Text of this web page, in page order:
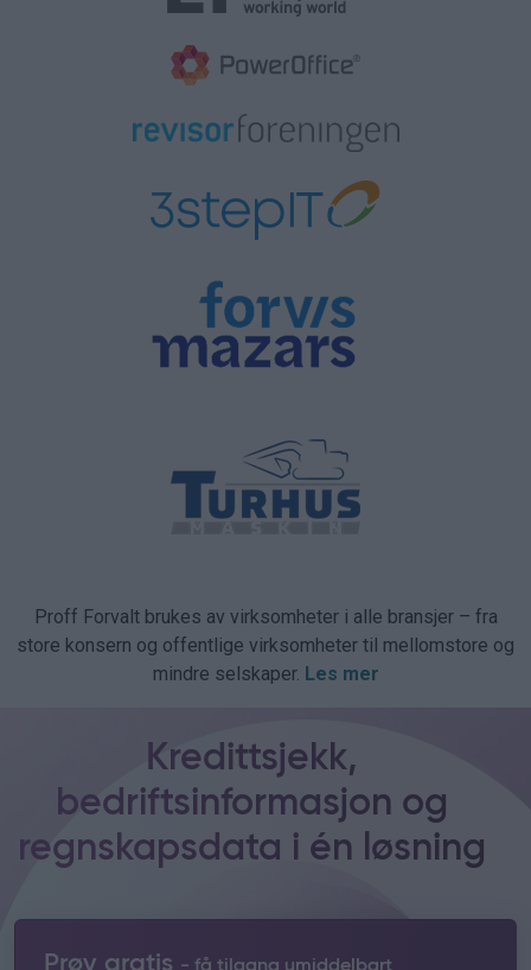
Proff Forvalt brukes av virksomheter i alle bransjer – fra
store konsern og offentlige virksomheter til mellomstore og
mindre selskaper. Les mer
Kredittsjekk,
bedriftsinformasjon og
regnskapsdata i én løsning
Prøv gratis